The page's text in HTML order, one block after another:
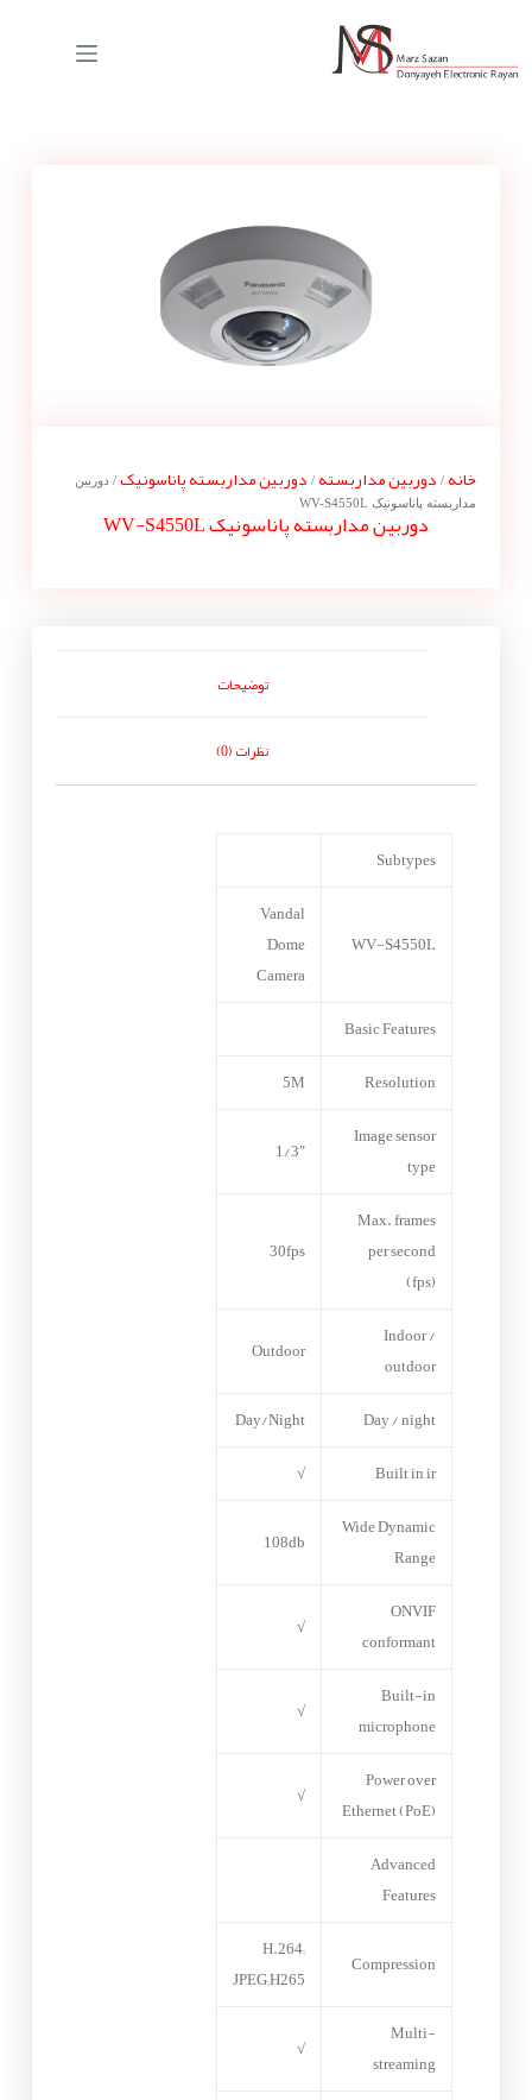
خانه/ دوربین مداربسته/ دوربین مداربسته پاناسونیک/ دوربین
مداربسته پاناسونیک WV-S4550L
دوربین مداربسته پاناسونیک WV-S4550L
توضیحات
نظرات (0)
Subtypes
WV-S4550L
Vandal
Dome
Camera
Basic Features
Resolution
5M
Image sensor
type
1/3″
Max. frames
per second
(fps)
30fps
Indoor /
outdoor
Outdoor
Day / night
Day/Night
Built in ir
√
Wide Dynamic
Range
108db
ONVIF
conformant
√
Built-in
microphone
√
Power over
Ethernet (PoE)
√
Advanced
Features
Compression
H.264;
JPEG;H265
Multi-
streaming
√